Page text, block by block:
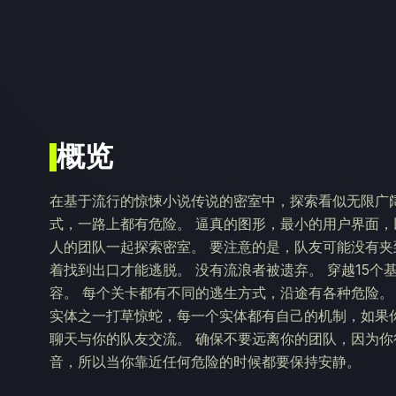
概览
在基于流行的惊悚小说传说的密室中，探索看似无限
式，一路上都有危险。 逼真的图形，最小的用户界面
人的团队一起探索密室。 要注意的是，队友可能没有
着找到出口才能逃脱。 没有流浪者被遗弃。 穿越15个
容。 每个关卡都有不同的逃生方式，沿途有各种危险
实体之一打草惊蛇，每一个实体都有自己的机制，如
聊天与你的队友交流。 确保不要远离你的团队，因为
音，所以当你靠近任何危险的时候都要保持安静。